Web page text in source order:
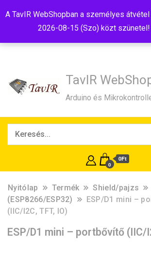
A TavIR WebShopban a személyes
2026-08-15 (Szo) közt szünetel!
TavIR
Arduino és
0
0Ft
Nyitólap Termék Shield/pajzs
(ESP8266/ESP32)
ESP/D1 mini –
(IIC/I2C, TFT, IO)
ESP/D1 mini – portbővítő (IIC/